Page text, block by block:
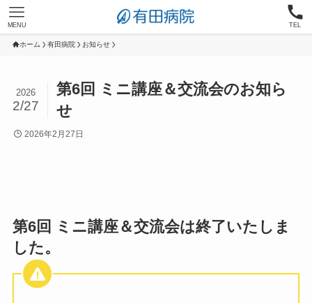
TEL
MENU
ホーム 有田病院 お知らせ
第6回 ミニ講座＆交流会のお知ら
せ
2026
2/27
2026年2月27日
第6回 ミニ講座＆交流会は終了いたしま
した。